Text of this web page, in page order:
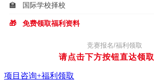
🏫 国际学校择校
🎁 免费领取福利资料
竞赛报名/福利领取
请点击下方按钮直达领取
项目咨询+福利领取